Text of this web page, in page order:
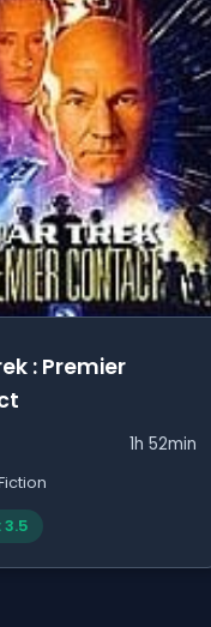
: Premier
1h 52min
3.5